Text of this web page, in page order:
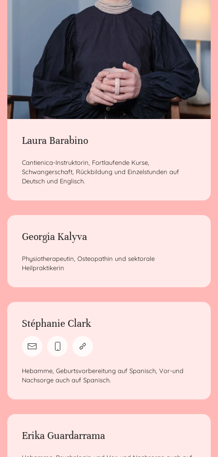
Laura Barabino
Cantienica-Instruktorin, Fortlaufende Kurse,
Schwangerschaft, Rückbildung und Einzelstunden auf
Deutsch und Englisch.
Georgia Kalyva
Physiotherapeutin, Osteopathin und sektorale
Heilpraktikerin
Stéphanie Clark
Hebamme, Geburtsvorbereitung auf Spanisch, Vor-und
Nachsorge auch auf Spanisch.
Erika Guardarrama